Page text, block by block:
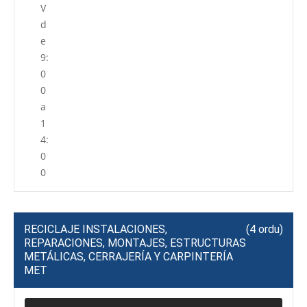
V
d
e
9:
0
0
a
1
4:
0
0
RECICLAJE INSTALACIONES,
REPARACIONES, MONTAJES, ESTRUCTURAS
METÁLICAS, CERRAJERÍA Y CARPINTERÍA
MET
(4 ordu)